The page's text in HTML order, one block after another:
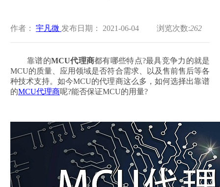
作者： 宇凡微 发布日期： 2021-06-04 浏览次数:262
靠谱的MCU代理商都有哪些特点?最具竞争力的就是
MCU的质量、应用领域是否符合需求、以及售前售后等各
种技术支持。如今MCU的代理商这么多，如何选择出靠谱
的MCU代理商呢?能否保证MCU的用量?